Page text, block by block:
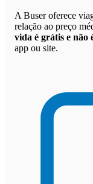
A Buser oferece
relação ao preço
vida é grátis e não
app ou site.